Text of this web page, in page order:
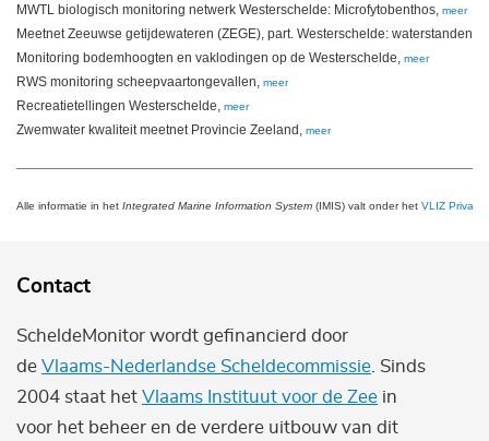
MWTL biologisch monitoring netwerk Westerschelde: Microfytobenthos, meer
Meetnet Zeeuwse getijdewateren (ZEGE), part. Westerschelde: waterstanden
Monitoring bodemhoogten en vaklodingen op de Westerschelde,
meer
RWS monitoring scheepvaartongevallen, meer
Recreatietellingen Westerschelde, meer
Zwemwater kwaliteit meetnet Provincie Zeeland, meer
Alle informatie in het Integrated Marine Information System (IMIS) valt onder het VLIZ Privacy
Contact
ScheldeMonitor wordt gefinancierd door
de Vlaams-Nederlandse Scheldecommissie . Sinds
2004 staat het Vlaams Instituut voor de Zee in
voor het beheer en de verdere uitbouw van dit